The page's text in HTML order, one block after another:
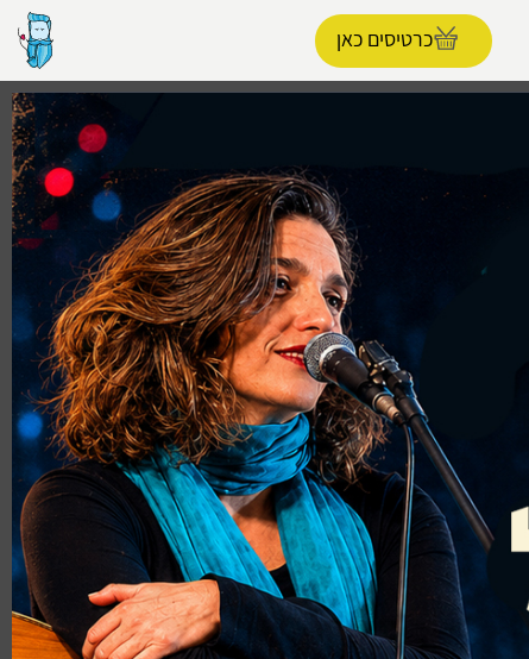
כרטיסים כאן
הפרופיל שלי
התנתק